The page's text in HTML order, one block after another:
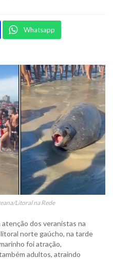
Whatsapp
Litoral na Rede
dos veranistas na
norte gaúcho, na tarde
foi atração,
adultos, atraindo